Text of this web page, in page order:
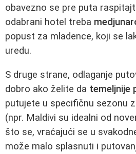
obavezno se pre puta
odabrani hotel treba
popust za mladence, koji se
uredu.
S druge strane, odlaganje
dobro ako želite da temeljnije
putujete u specifičnu sezonu
(npr. Maldivi su idealni od
što se, vraćajući se u
može malo splasnuti i